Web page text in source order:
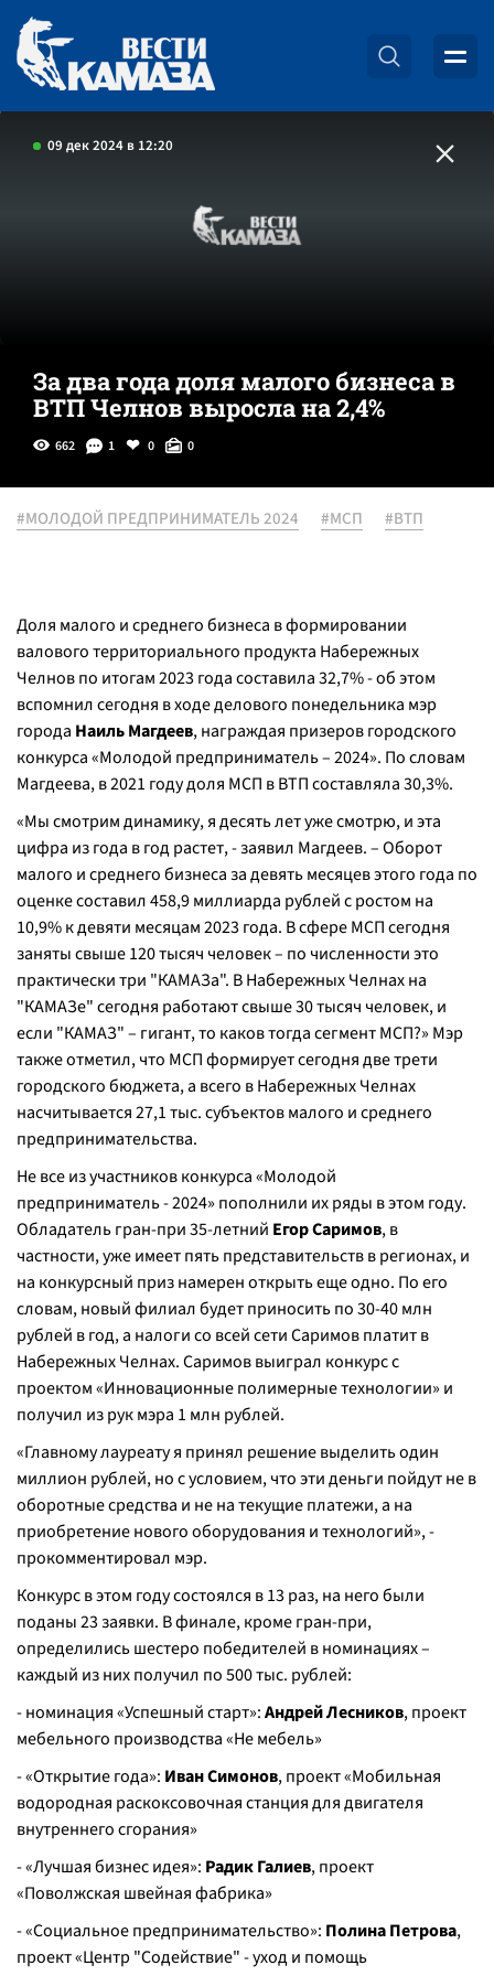
09 дек 2024 в 12:20
За два года доля малого бизнеса в
ВТП Челнов выросла на 2,4%
662 1 0 0
#МОЛОДОЙ ПРЕДПРИНИМАТЕЛЬ 2024 #МСП #ВТП
Доля малого и среднего бизнеса в формировании
валового территориального продукта Набережных
Челнов по итогам 2023 года составила 32,7% - об этом
вспомнил сегодня в ходе делового понедельника мэр
города Наиль Магдеев, награждая призеров городского
конкурса «Молодой предприниматель – 2024». По словам
Магдеева, в 2021 году доля МСП в ВТП составляла 30,3%.
«Мы смотрим динамику, я десять лет уже смотрю, и эта
цифра из года в год растет, - заявил Магдеев. – Оборот
малого и среднего бизнеса за девять месяцев этого года по
оценке составил 458,9 миллиарда рублей с ростом на
10,9% к девяти месяцам 2023 года. В сфере МСП сегодня
заняты свыше 120 тысяч человек – по численности это
практически три "КАМАЗа". В Набережных Челнах на
"КАМАЗе" сегодня работают свыше 30 тысяч человек, и
если "КАМАЗ" – гигант, то каков тогда сегмент МСП?» Мэр
также отметил, что МСП формирует сегодня две трети
городского бюджета, а всего в Набережных Челнах
насчитывается 27,1 тыс. субъектов малого и среднего
предпринимательства.
Не все из участников конкурса «Молодой
предприниматель - 2024» пополнили их ряды в этом году.
Обладатель гран-при 35-летний Егор Саримов, в
частности, уже имеет пять представительств в регионах, и
на конкурсный приз намерен открыть еще одно. По его
словам, новый филиал будет приносить по 30-40 млн
рублей в год, а налоги со всей сети Саримов платит в
Набережных Челнах. Саримов выиграл конкурс с
проектом «Инновационные полимерные технологии» и
получил из рук мэра 1 млн рублей.
«Главному лауреату я принял решение выделить один
миллион рублей, но с условием, что эти деньги пойдут не в
оборотные средства и не на текущие платежи, а на
приобретение нового оборудования и технологий», -
прокомментировал мэр.
Конкурс в этом году состоялся в 13 раз, на него были
поданы 23 заявки. В финале, кроме гран-при,
определились шестеро победителей в номинациях –
каждый из них получил по 500 тыс. рублей:
- номинация «Успешный старт»:Андрей Лесников, проект
мебельного производства «Не мебель»
- «Открытие года»: Иван Симонов, проект «Мобильная
водородная раскоксовочная станция для двигателя
внутреннего сгорания»
- «Лучшая бизнес идея»: Радик Галиев, проект
«Поволжская швейная фабрика»
- «Социальное предпринимательство»: Полина Петрова,
проект «Центр "Содействие" - уход и помощь